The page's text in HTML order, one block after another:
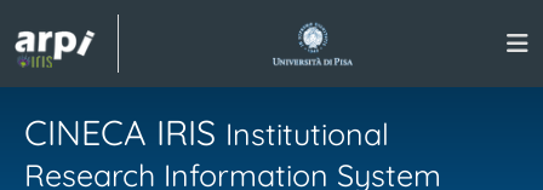
CINECA IRIS Institutional
Research Information System